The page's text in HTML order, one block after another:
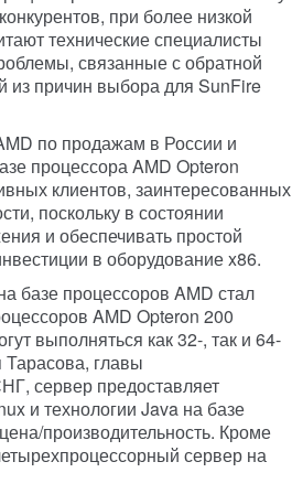
при более низкой
технические специалисты
связанные с обратной
из причин выбора для SunFire
по продажам в России и
процессора AMD Opteron
клиентов, заинтересованных
поскольку в состоянии
и обеспечивать простой
в оборудование x86.
базе процессоров AMD стал
AMD Opteron 200
выполняться как 32-, так и 64-
главы
сервер предоставляет
и технологии Java на базе
производительность. Кроме
сервер на